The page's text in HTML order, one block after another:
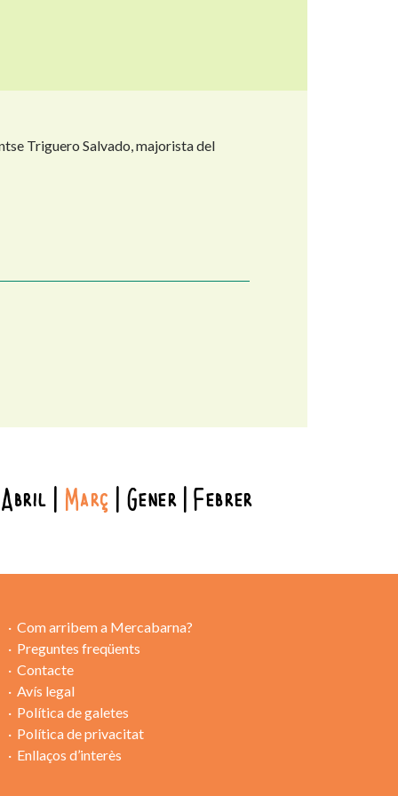
Triguero Salvado, majorista del
Abril Març Gener Febrer
Com arribem a Mercabarna?
Preguntes freqüents
Contacte
Avís legal
Política de galetes
Política de privacitat
Enllaços d’interès